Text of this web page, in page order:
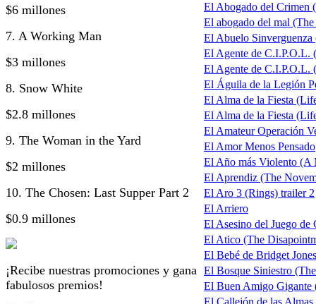
$6 millones
7. A Working Man
$3 millones
8. Snow White
$2.8 millones
9. The Woman in the Yard
$2 millones
10. The Chosen: Last Supper Part 2
$0.9 millones
¡Recibe nuestras promociones y gana
fabulosos premios!
El Abogado del Crimen
El abogado del mal
El Abuelo Sinverguenza
El Agente de
El Agente de
El Águila de la Legión
El Alma de la Fiesta
El Alma de la Fiesta
El Amateur Operación
El Amor Menos Pensado
El Año más Violento (A
El Aprendiz (The
El Aro 3 (Rings) trailer 2
El Arriero
El Asesino del Juego de
El Atico (The
El Bebé de Bridget
El Bosque Siniestro
El Buen Amigo Gigante